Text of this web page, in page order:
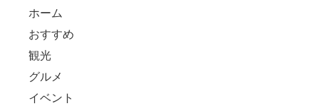
ホーム
おすすめ
観光
グルメ
イベント